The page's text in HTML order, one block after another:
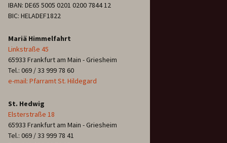
IBAN: DE65 5005 0201 0200 7844 12
BIC: HELADEF1822
Mariä Himmelfahrt
Linkstraße 45
65933 Frankfurt am Main - Griesheim
Tel.: 069 / 33 999 78 60
e-mail: Pfarramt St. Hildegard
St. Hedwig
Elsterstraße 18
65933 Frankfurt am Main - Griesheim
Tel.: 069 / 33 999 78 41